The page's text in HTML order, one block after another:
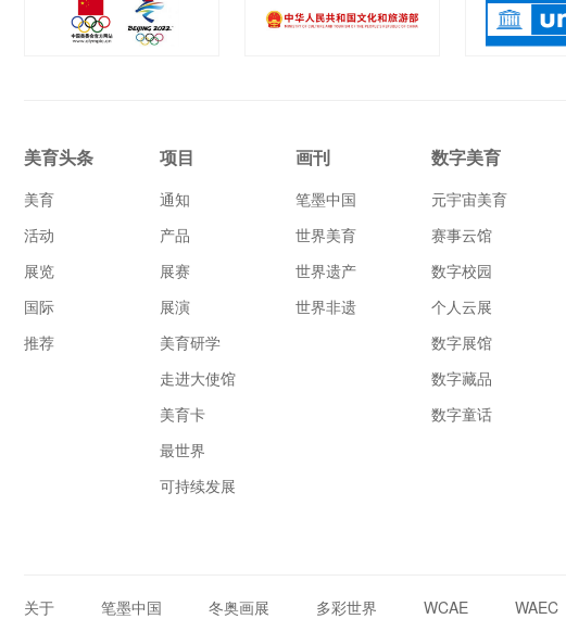
美育头条
美育
活动
展览
国际
推荐
项目
通知
产品
展赛
展演
美育研学
走进大使馆
美育卡
最世界
可持续发展
画刊
笔墨中国
世界美育
世界遗产
世界非遗
数字美育
元宇宙美育
赛事云馆
数字校园
个人云展
数字展馆
数字藏品
数字童话
关于 笔墨中国 冬奥画展 多彩世界 WCAE WAEC